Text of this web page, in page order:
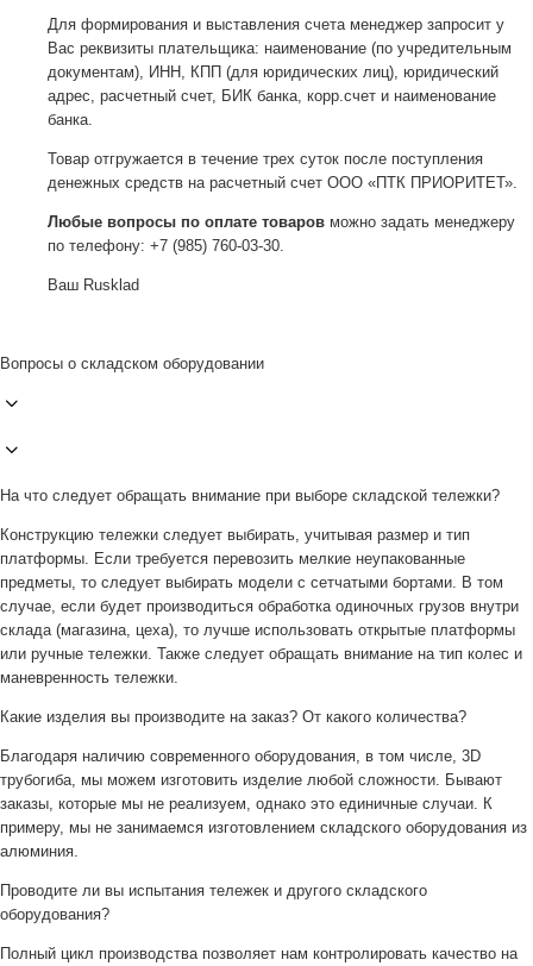
Для формирования и выставления счета менеджер запросит у
Вас реквизиты плательщика: наименование (по учредительным
документам), ИНН, КПП (для юридических лиц), юридический
адрес, расчетный счет, БИК банка, корр.счет и наименование
банка.
Товар отгружается в течение трех суток после поступления
денежных средств на расчетный счет ООО «ПТК ПРИОРИТЕТ».
Любые вопросы по оплате товаров можно задать менеджеру
по телефону: +7 (985) 760-03-30.
Ваш Rusklad
Вопросы о складском оборудовании
На что следует обращать внимание при выборе складской тележки?
Конструкцию тележки следует выбирать, учитывая размер и тип
платформы. Если требуется перевозить мелкие неупакованные
предметы, то следует выбирать модели с сетчатыми бортами. В том
случае, если будет производиться обработка одиночных грузов внутри
склада (магазина, цеха), то лучше использовать открытые платформы
или ручные тележки. Также следует обращать внимание на тип колес и
маневренность тележки.
Какие изделия вы производите на заказ? От какого количества?
Благодаря наличию современного оборудования, в том числе, 3D
трубогиба, мы можем изготовить изделие любой сложности. Бывают
заказы, которые мы не реализуем, однако это единичные случаи. К
примеру, мы не занимаемся изготовлением складского оборудования из
алюминия.
Проводите ли вы испытания тележек и другого складского
оборудования?
Полный цикл производства позволяет нам контролировать качество на